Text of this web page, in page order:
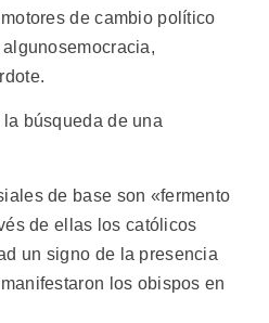
de cambio político
búsqueda de una
de base son «fermento
de ellas los católicos
un signo de la presencia
los obispos en